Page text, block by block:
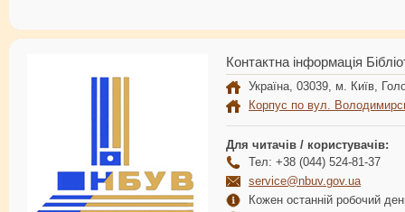
Контактна інформація
Україна, 03039, м. Київ,
Корпус по вул.
Для читачів / користувачів:
Тел: +38 (044) 524-81-37
service@nbuv.gov.ua
Кожен останній робочий